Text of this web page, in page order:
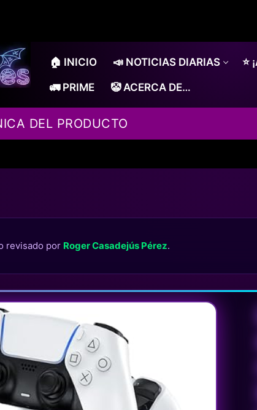
🏠 INICIO 📣 NOTICIAS DIARIAS ⭐
🚛 PRIME 🤡 ACERCA DE…
DEL PRODUCTO
revisado por Roger Casadejús Pérez.